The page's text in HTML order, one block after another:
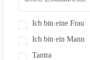
Ich bin eine Frau
Ich bin ein Mann
Tantra